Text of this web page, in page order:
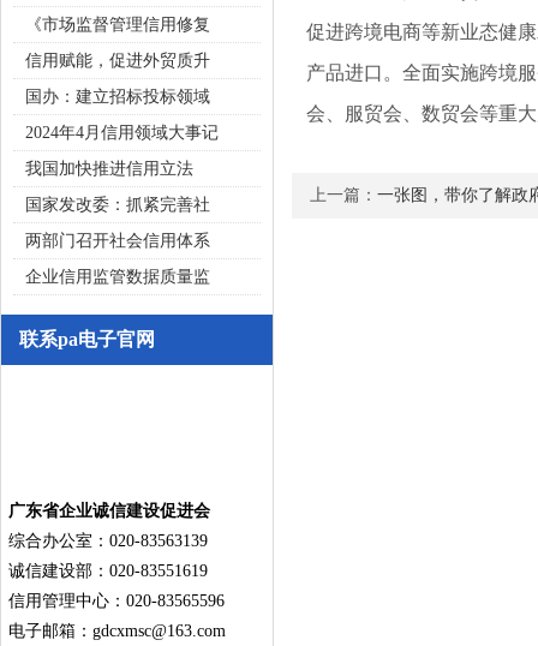
《市场监督管理信用修复
信用赋能，促进外贸质升
国办：建立招标投标领域
2024年4月信用领域大事记
我国加快推进信用立法
国家发改委：抓紧完善社
两部门召开社会信用体系
企业信用监管数据质量监
联系pa电子官网
广东省企业诚信建设促进会
综合办公室：020-83563139
诚信建设部：020-83551619
信用管理中心：020-83565596
电子邮箱： gdcxmsc@163.com
促进跨境电商等新业态健
产品进口。全面实施跨境
会、服贸会、数贸会等重
上一篇： 一张图，带你了解政